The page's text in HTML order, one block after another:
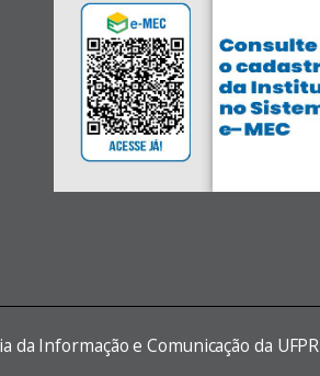
Informação e Comunicação da UFPR